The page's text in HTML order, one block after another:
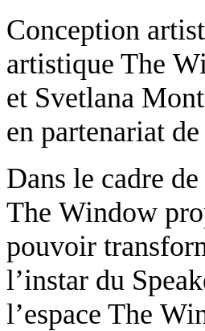
Conception
artistique The
et Svetlana
en partenariat de
Dans le cadre de
The Window
pouvoir
l’instar du
l’espace The